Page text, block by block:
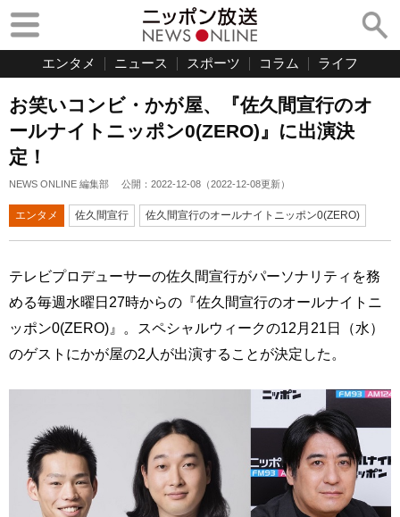
エンタメ ニュース スポーツ コラム ライフ
お笑いコンビ・かが屋、『佐久間宣行のオ
ールナイトニッポン0(ZERO)』に出演決
定！
NEWS ONLINE 編集部 公開： 2022-12-08 （2022-12-08更新）
エンタメ 佐久間宣行 佐久間宣行のオールナイトニッポン0(ZERO)
テレビプロデューサーの佐久間宣行がパーソナリティを務
める毎週水曜日27時からの『佐久間宣行のオールナイトニ
ッポン0(ZERO)』。スペシャルウィークの12月21日（水）
のゲストにかが屋の2人が出演することが決定した。